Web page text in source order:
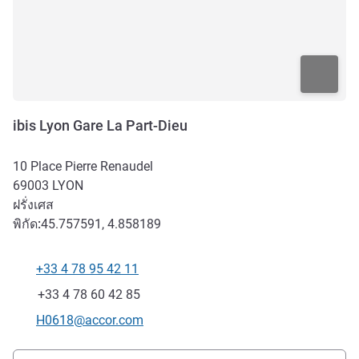
ibis Lyon Gare La Part-Dieu
10 Place Pierre Renaudel
69003 LYON
ฝรั่งเศส
พิกัด:45.757591, 4.858189
โทรศัพท์
+33 4 78 95 42 11
แฟกซ์
+33 4 78 60 42 85
อีเมลติดต่อ
H0618@accor.com